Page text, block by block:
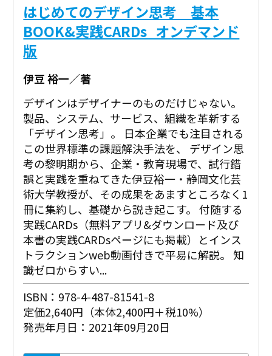
はじめてのデザイン思考 基本
BOOK&実践CARDs_オンデマンド
版
伊豆 裕一／著
デザインはデザイナーのものだけじゃない。
製品、システム、サービス、組織を革新する
「デザイン思考」。 日本企業でも注目される
この世界標準の課題解決手法を、 デザイン思
考の黎明期から、企業・教育現場で、試行錯
誤と実践を重ねてきた伊豆裕一・静岡文化芸
術大学教授が、その成果をあますところなく1
冊に集約し、基礎から説き起こす。 付随する
実践CARDs（無料アプリ&ダウンロード及び
本書の実践CARDsページにも掲載）とインス
トラクションweb動画付きで平易に解説。 知
識ゼロからすい...
ISBN：978-4-487-81541-8
定価2,640円（本体2,400円＋税10%）
発売年月日：2021年09月20日